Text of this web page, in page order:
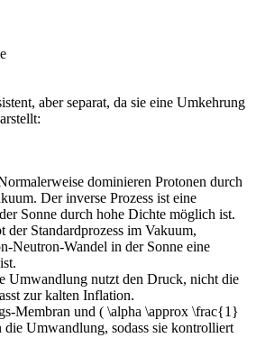
aber separat, da sie eine Umkehrung
dominieren Protonen durch
Der inverse Prozess ist eine
Sonne durch hohe Dichte möglich ist.
Standardprozess im Vakuum,
Neutron-Wandel in der Sonne eine
Umwandlung nutzt den Druck, nicht die
zur kalten Inflation.
Membran und ( \alpha \approx \frac{1}
Umwandlung, sodass sie kontrolliert